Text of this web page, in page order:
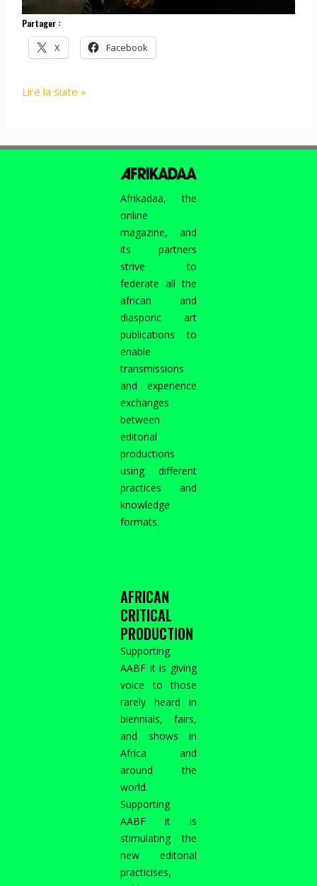
Partager :
X Facebook
PROJECT
Lire la suite »
Afrikadaa, the
online
magazine, and
its partners
strive to
federate all the
african and
diasporic art
publications to
enable
transmissions
and experience
exchanges
between
editorial
productions
using different
practices and
knowledge
formats.
AFRICAN
CRITICAL
PRODUCTION
Supporting
AABF it is giving
voice to those
rarely heard in
biennials, fairs,
and shows in
Africa and
around the
world.
Supporting
AABF it is
stimulating the
new editorial
practicises,